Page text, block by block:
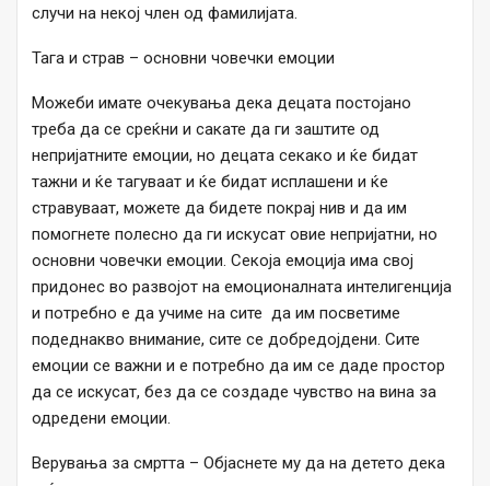
случи на некој член од фамилијата.
Тага и страв – основни човечки емоции
Можеби имате очекувања дека децата постојано
треба да се среќни и сакате да ги заштите од
непријатните емоции, но децата секако и ќе бидат
тажни и ќе тагуваат и ќе бидат исплашени и ќе
стравуваат, можете да бидете покрај нив и да им
помогнете полесно да ги искусат овие непријатни, но
основни човечки емоции. Секоја емоција има свој
придонес во развојот на емоционалната интелигенција
и потребно е да учиме на сите да им посветиме
подеднакво внимание, сите се добредојдени. Сите
емоции се важни и е потребно да им се даде простор
да се искусат, без да се создаде чувство на вина за
одредени емоции.
Верувања за смртта – Објаснете му да на детето дека